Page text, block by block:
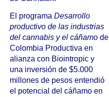
El programa Desarrollo
productivo de las industrias
del cannabis y el cáñamo de
Colombia Productiva en
alianza con Biointropic y
una inversión de $5.000
millones de pesos entendió
el potencial del cáñamo en